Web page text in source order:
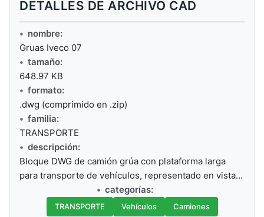
DETALLES DE ARCHIVO CAD
nombre:
Gruas Iveco 07
tamaño:
648.97 KB
formato:
.dwg (comprimido en .zip)
familia:
TRANSPORTE
descripción:
Bloque DWG de camión grúa con plataforma larga
para transporte de vehículos, representado en vista…
categorías:
TRANSPORTE Vehículos Camiones